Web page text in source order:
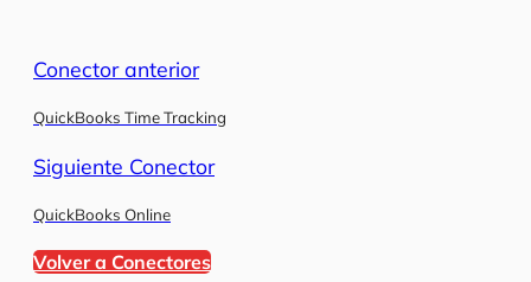
Conector anterior
QuickBooks Time Tracking
Siguiente Conector
QuickBooks Online
Volver a Conectores